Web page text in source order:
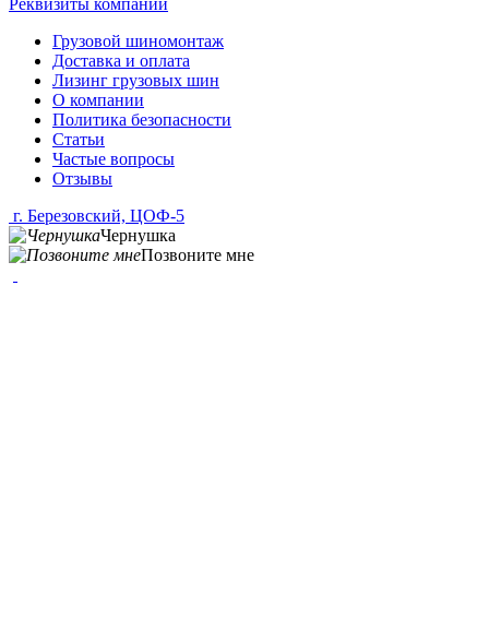
Реквизиты компании
Грузовой шиномонтаж
Доставка и оплата
Лизинг грузовых шин
О компании
Политика безопасности
Статьи
Частые вопросы
Отзывы
г. Березовский, ЦОФ-5
Чернушка
Позвоните мне